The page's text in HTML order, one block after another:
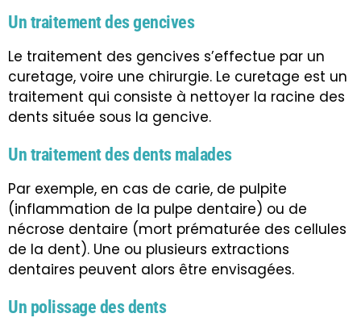
Un traitement des gencives
Le traitement des gencives s’effectue par un
curetage, voire une chirurgie. Le curetage est un
traitement qui consiste à nettoyer la racine des
dents située sous la gencive.
Un traitement des dents malades
Par exemple, en cas de carie, de pulpite
(inflammation de la pulpe dentaire) ou de
nécrose dentaire (mort prématurée des cellules
de la dent). Une ou plusieurs extractions
dentaires peuvent alors être envisagées.
Un polissage des dents